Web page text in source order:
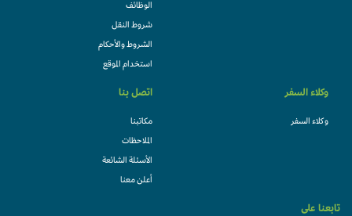
الوظائف
شروط النقل
الشروط والأحكام
استخدام الموقع
وكلاء السفر
وكلاء السفر
اتصل بنا
مكاتبنا
الملاحظات
الأسئلة الشائعة
أعلن معنا
تابعنا على